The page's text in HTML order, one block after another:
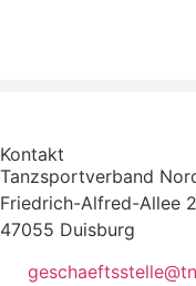
Kontakt
Tanzsportverband
Friedrich-Alfred-Allee
47055 Duisburg